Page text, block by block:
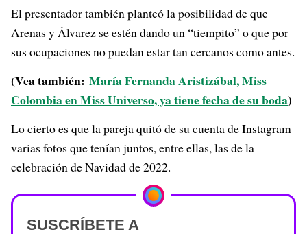
El presentador también planteó la posibilidad de que
Arenas y Álvarez se estén dando un “tiempito” o que por
sus ocupaciones no puedan estar tan cercanos como antes.
(Vea también: María Fernanda Aristizábal, Miss
Colombia en Miss Universo, ya tiene fecha de su boda)
Lo cierto es que la pareja quitó de su cuenta de Instagram
varias fotos que tenían juntos, entre ellas, las de la
celebración de Navidad de 2022.
SUSCRÍBETE A